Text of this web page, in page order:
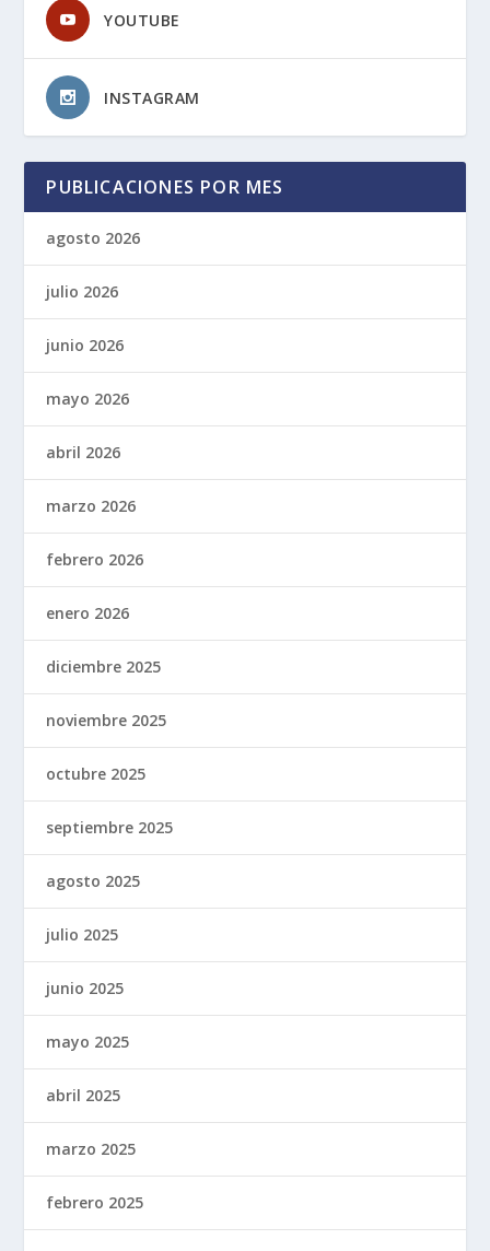
YOUTUBE
INSTAGRAM
PUBLICACIONES POR MES
agosto 2026
julio 2026
junio 2026
mayo 2026
abril 2026
marzo 2026
febrero 2026
enero 2026
diciembre 2025
noviembre 2025
octubre 2025
septiembre 2025
agosto 2025
julio 2025
junio 2025
mayo 2025
abril 2025
marzo 2025
febrero 2025